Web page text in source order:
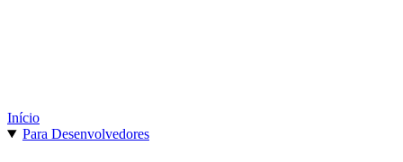
Início
Para Desenvolvedores